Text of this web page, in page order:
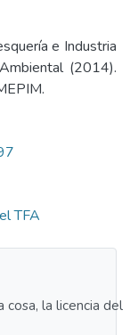
e Industria
(2014).
TFA
cosa, la licencia del